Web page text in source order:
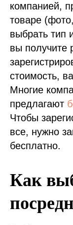
компанией,
товаре
выбрать тип
вы получите
стоимость,
Многие
предлагают
Чтобы
все, нужно
бесплатно.
Как